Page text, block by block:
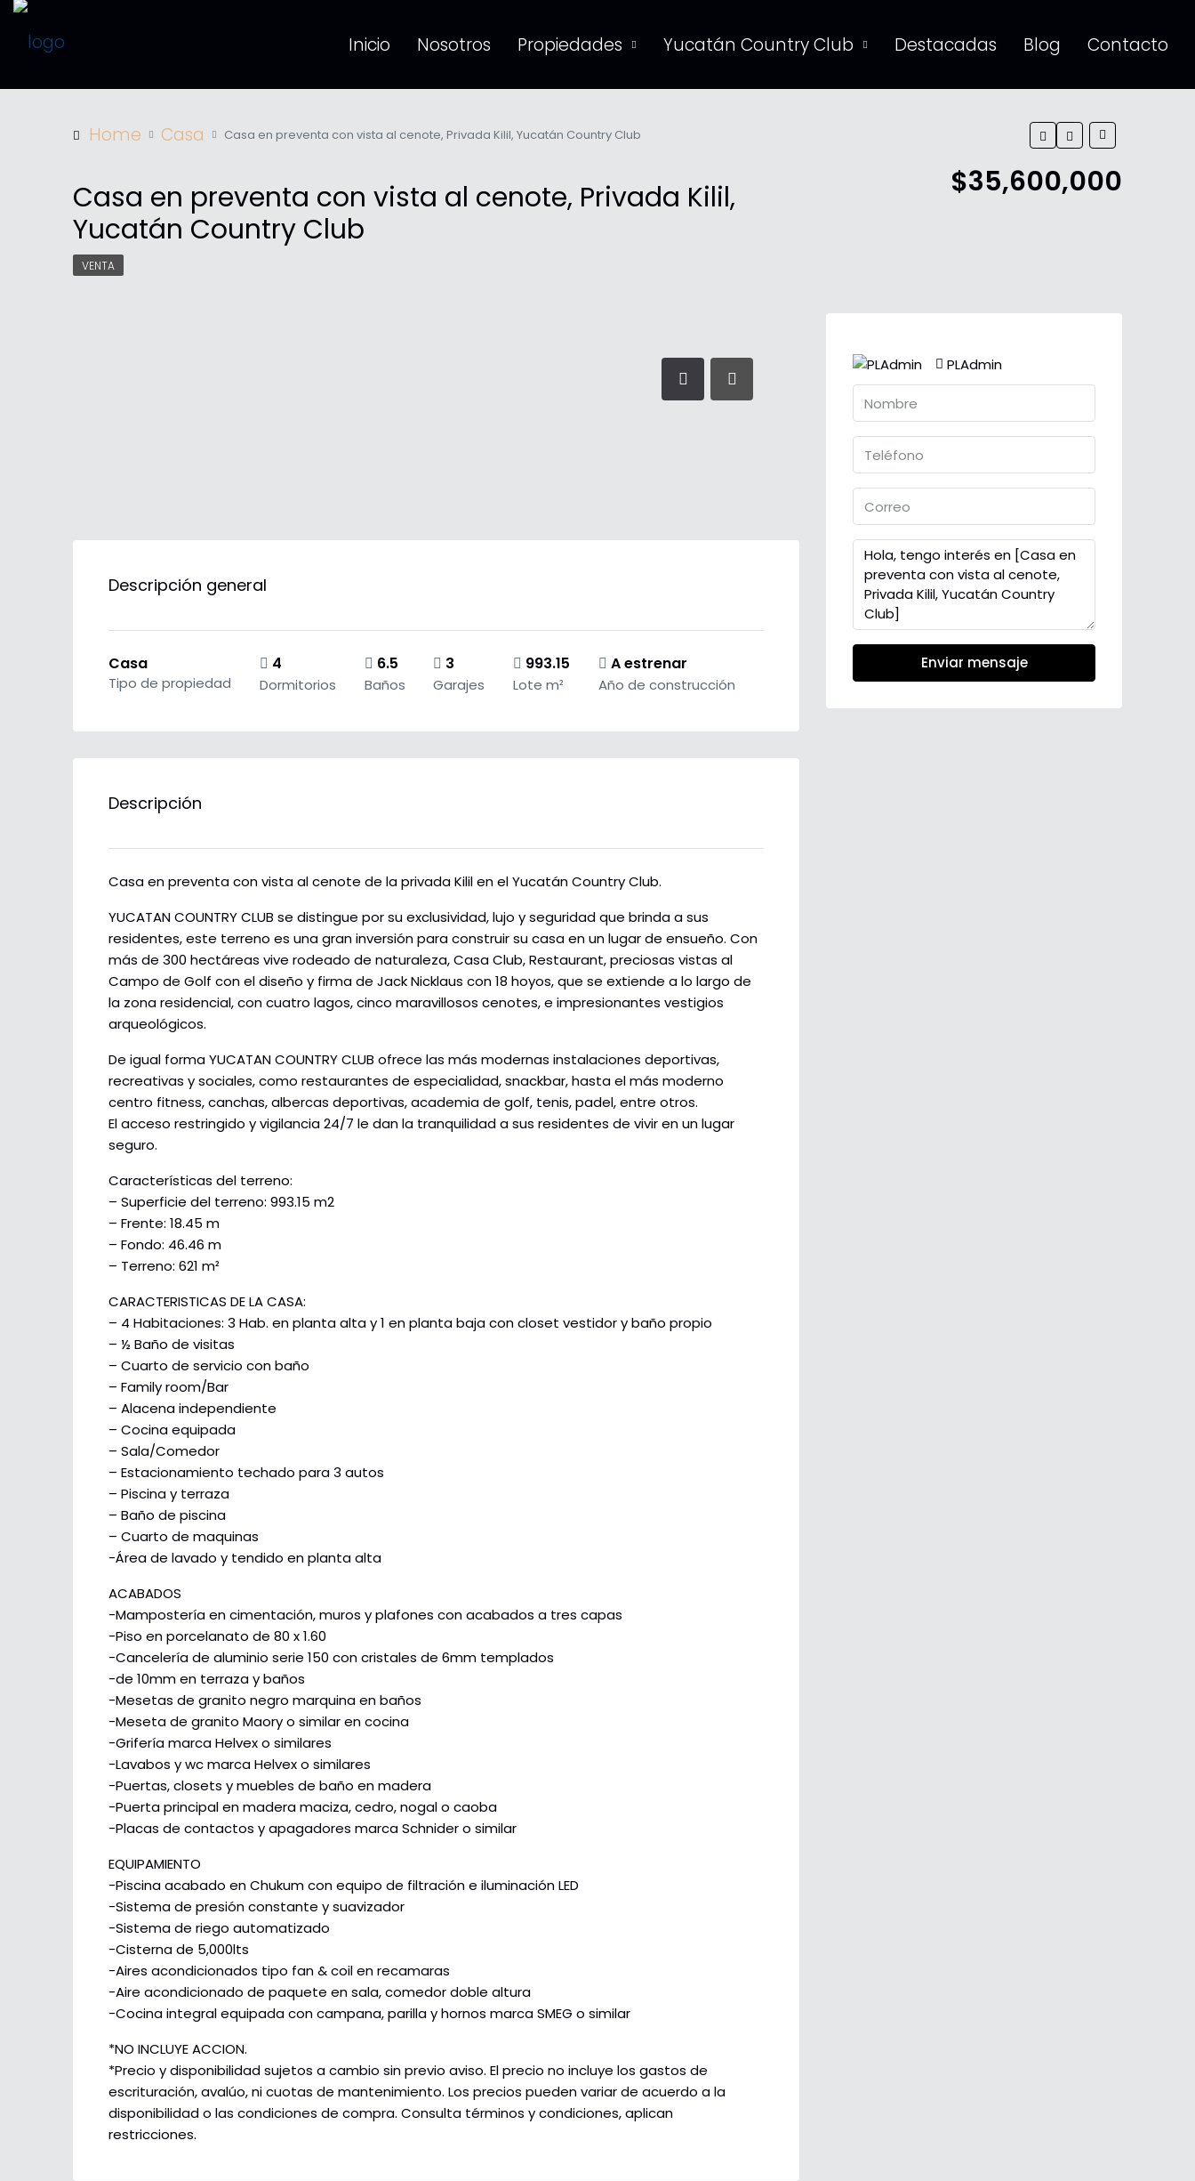
Inicio Nosotros Propiedades Yucatán Country Club Destacadas Blog Contacto
Home Casa Casa en preventa con vista al cenote, Privada Kilil, Yucatán Country Club
Casa en preventa con vista al cenote, Privada Kilil,
Yucatán Country Club
$35,600,000
VENTA
Descripción general
Casa
Tipo de propiedad
4
Dormitorios
6.5
Baños
3
Garajes
993.15
Lote m²
A estrenar
Año de construcción
Descripción
Casa en preventa con vista al cenote de la privada Kilil en el Yucatán Country Club.
YUCATAN COUNTRY CLUB se distingue por su exclusividad, lujo y seguridad que brinda a sus
residentes, este terreno es una gran inversión para construir su casa en un lugar de ensueño. Con
más de 300 hectáreas vive rodeado de naturaleza, Casa Club, Restaurant, preciosas vistas al
Campo de Golf con el diseño y firma de Jack Nicklaus con 18 hoyos, que se extiende a lo largo de
la zona residencial, con cuatro lagos, cinco maravillosos cenotes, e impresionantes vestigios
arqueológicos.
De igual forma YUCATAN COUNTRY CLUB ofrece las más modernas instalaciones deportivas,
recreativas y sociales, como restaurantes de especialidad, snackbar, hasta el más moderno
centro fitness, canchas, albercas deportivas, academia de golf, tenis, padel, entre otros.
El acceso restringido y vigilancia 24/7 le dan la tranquilidad a sus residentes de vivir en un lugar
seguro.
Características del terreno:
– Superficie del terreno: 993.15 m2
– Frente: 18.45 m
– Fondo: 46.46 m
– Terreno: 621 m²
CARACTERISTICAS DE LA CASA:
– 4 Habitaciones: 3 Hab. en planta alta y 1 en planta baja con closet vestidor y baño propio
– ½ Baño de visitas
– Cuarto de servicio con baño
– Family room/Bar
– Alacena independiente
– Cocina equipada
– Sala/Comedor
– Estacionamiento techado para 3 autos
– Piscina y terraza
– Baño de piscina
– Cuarto de maquinas
-Área de lavado y tendido en planta alta
ACABADOS
-Mampostería en cimentación, muros y plafones con acabados a tres capas
-Piso en porcelanato de 80 x 1.60
-Cancelería de aluminio serie 150 con cristales de 6mm templados
-de 10mm en terraza y baños
-Mesetas de granito negro marquina en baños
-Meseta de granito Maory o similar en cocina
-Grifería marca Helvex o similares
-Lavabos y wc marca Helvex o similares
-Puertas, closets y muebles de baño en madera
-Puerta principal en madera maciza, cedro, nogal o caoba
-Placas de contactos y apagadores marca Schnider o similar
EQUIPAMIENTO
-Piscina acabado en Chukum con equipo de filtración e iluminación LED
-Sistema de presión constante y suavizador
-Sistema de riego automatizado
-Cisterna de 5,000lts
-Aires acondicionados tipo fan & coil en recamaras
-Aire acondicionado de paquete en sala, comedor doble altura
-Cocina integral equipada con campana, parilla y hornos marca SMEG o similar
*NO INCLUYE ACCION.
*Precio y disponibilidad sujetos a cambio sin previo aviso. El precio no incluye los gastos de
escrituración, avalúo, ni cuotas de mantenimiento. Los precios pueden variar de acuerdo a la
disponibilidad o las condiciones de compra. Consulta términos y condiciones, aplican
restricciones.
PLAdmin
Enviar mensaje